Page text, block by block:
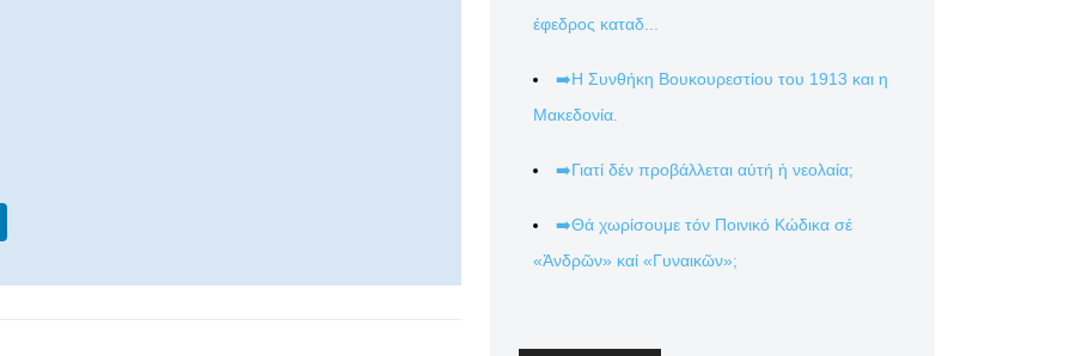
k
έφεδρος καταδ...
➡️Η Συνθήκη Βουκουρεστίου του 1913 και η
Μακεδονία.
➡️Γιατί δέν προβάλλεται αὐτή ἡ νεολαία;
➡️Θά χωρίσουμε τόν Ποινικό Κώδικα σέ
«Ἀνδρῶν» καί «Γυναικῶν»;